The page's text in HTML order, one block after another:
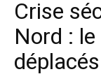
Crise
Nord :